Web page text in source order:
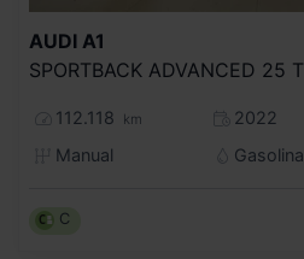
AUDI A1
112.118 km
2022
Manual
Gasolina
C